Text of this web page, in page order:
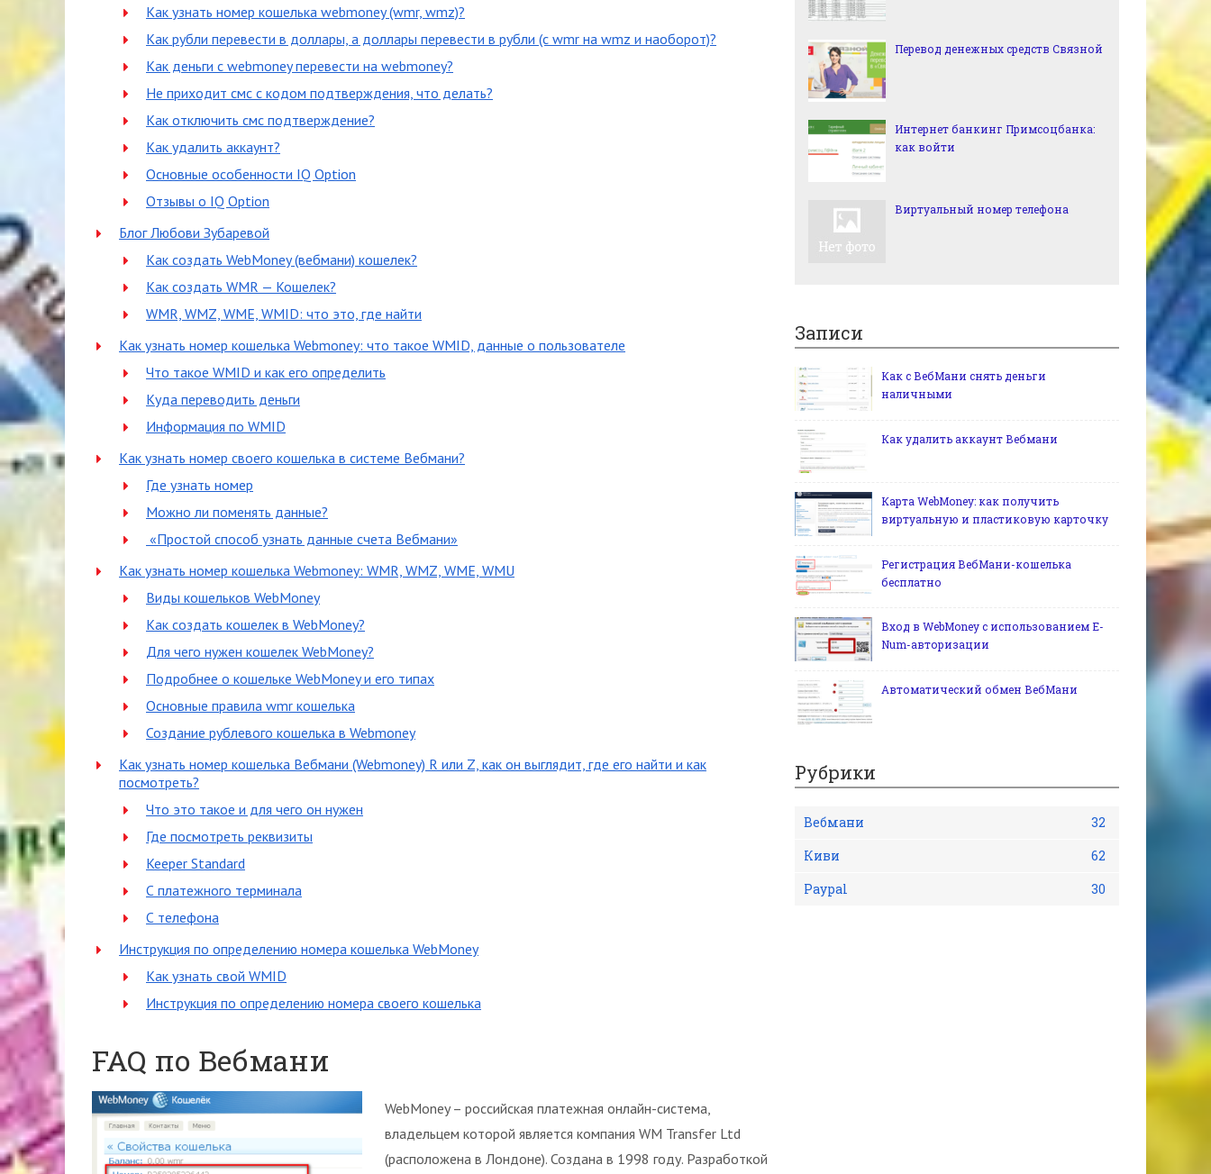
Как узнать номер кошелька webmoney (wmr, wmz)?
Как рубли перевести в доллары, а доллары перевести в рубли (с wmr на wmz и наоборот)?
Как деньги с webmoney перевести на webmoney?
Не приходит смс с кодом подтверждения, что делать?
Как отключить смс подтверждение?
Как удалить аккаунт?
Основные особенности IQ Option
Отзывы о IQ Option
Блог Любови Зубаревой
Как создать WebMoney (вебмани) кошелек?
Как создать WMR — Кошелек?
WMR, WMZ, WME, WMID: что это, где найти
Как узнать номер кошелька Webmoney: что такое WMID, данные о пользователе
Что такое WMID и как его определить
Куда переводить деньги
Информация по WMID
Как узнать номер своего кошелька в системе Вебмани?
Где узнать номер
Можно ли поменять данные?
«Простой способ узнать данные счета Вебмани»
Как узнать номер кошелька Webmoney: WMR, WMZ, WME, WMU
Виды кошельков WebMoney
Как создать кошелек в WebMoney?
Для чего нужен кошелек WebMoney?
Подробнее о кошельке WebMoney и его типах
Основные правила wmr кошелька
Создание рублевого кошелька в Webmoney
Как узнать номер кошелька Вебмани (Webmoney) R или Z, как он выглядит, где его найти и как
посмотреть?
Что это такое и для чего он нужен
Где посмотреть реквизиты
Keeper Standard
С платежного терминала
С телефона
Инструкция по определению номера кошелька WebMoney
Как узнать свой WMID
Инструкция по определению номера своего кошелька
FAQ по Вебмани
WebMoney – российская платежная онлайн-система,
владельцем которой является компания WM Transfer Ltd
(расположена в Лондоне). Создана в 1998 году. Разработкой
Перевод денежных средств Связной
Интернет банкинг Примсоцбанка:
как войти
Виртуальный номер телефона
Записи
Как с ВебМани снять деньги
наличными
Как удалить аккаунт Вебмани
Карта WebMoney: как получить
виртуальную и пластиковую карточку
Регистрация ВебМани-кошелька
бесплатно
Вход в WebMoney с использованием E-
Num-авторизации
Автоматический обмен ВебМани
Рубрики
Вебмани
32
Киви
62
Рaypal
30